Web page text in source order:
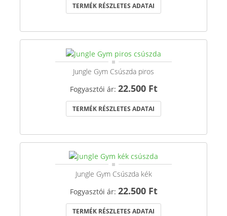
TERMÉK RÉSZLETES ADATAI
Jungle Gym Csúszda piros
Fogyasztói ár: 22.500 Ft
TERMÉK RÉSZLETES ADATAI
Jungle Gym Csúszda kék
Fogyasztói ár: 22.500 Ft
TERMÉK RÉSZLETES ADATAI